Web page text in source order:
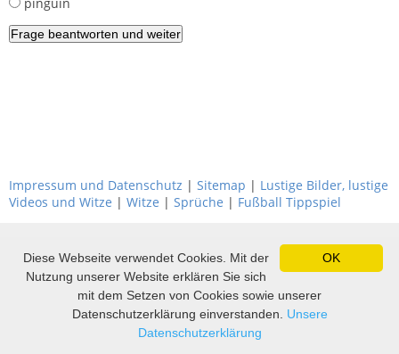
Impressum und Datenschutz | Sitemap | Lustige Bilder, lustige
Videos und Witze | Witze | Sprüche | Fußball Tippspiel
OK
Diese Webseite verwendet Cookies. Mit der
Nutzung unserer Website erklären Sie sich
mit dem Setzen von Cookies sowie unserer
Datenschutzerklärung einverstanden. Unsere
Datenschutzerklärung